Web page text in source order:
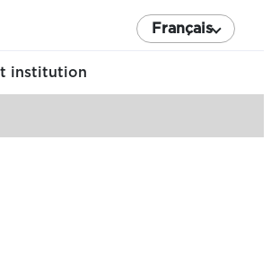
Français
institution